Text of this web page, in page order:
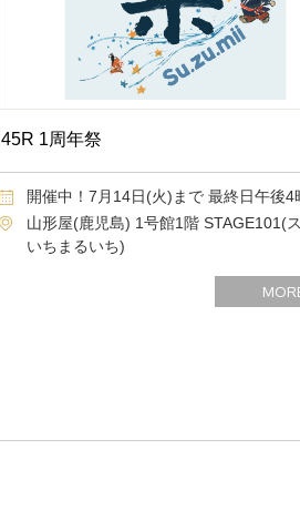
45R 1周年祭
開催中！7月14日(火)まで 最終日午後4
山形屋(鹿児島) 1号館1階 STAGE101(
いちまるいち)